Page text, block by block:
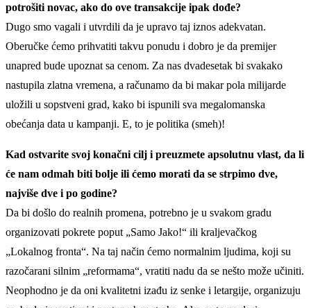
potrošiti novac, ako do ove transakcije ipak dođe?
Dugo smo vagali i utvrdili da je upravo taj iznos adekvatan.
Oberučke ćemo prihvatiti takvu ponudu i dobro je da premijer
unapred bude upoznat sa cenom. Za nas dvadesetak bi svakako
nastupila zlatna vremena, a računamo da bi makar pola milijarde
uložili u sopstveni grad, kako bi ispunili sva megalomanska
obećanja data u kampanji. E, to je politika (smeh)!
Kad ostvarite svoj konačni cilj i preuzmete apsolutnu vlast, da li
će nam odmah biti bolje ili ćemo morati da se strpimo dve,
najviše dve i po godine?
Da bi došlo do realnih promena, potrebno je u svakom gradu
organizovati pokrete poput „Samo Jako!“ ili kraljevačkog
„Lokalnog fronta“. Na taj način ćemo normalnim ljudima, koji su
razočarani silnim „reformama“, vratiti nadu da se nešto može učiniti.
Neophodno je da oni kvalitetni izađu iz senke i letargije, organizuju